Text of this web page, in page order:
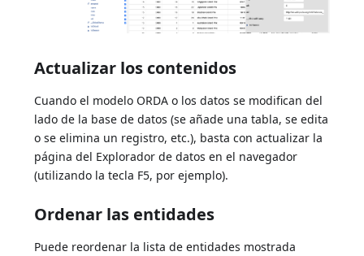
Actualizar los contenidos
Cuando el modelo ORDA o los datos se modifican del
lado de la base de datos (se añade una tabla, se edita
o se elimina un registro, etc.), basta con actualizar la
página del Explorador de datos en el navegador
(utilizando la tecla F5, por ejemplo).
Ordenar las entidades
Puede reordenar la lista de entidades mostrada